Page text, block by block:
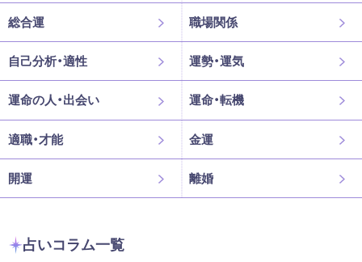
総合運 職場関係
自己分析・適性 運勢・運気
運命の人・出会い 運命・転機
適職・才能 金運
開運 離婚
占いコラム一覧